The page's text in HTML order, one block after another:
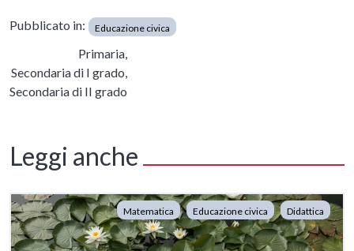
Pubblicato in: Educazione civica
Primaria,
Secondaria di I grado,
Secondaria di II grado
Leggi anche
Matematica Educazione civica Didattica